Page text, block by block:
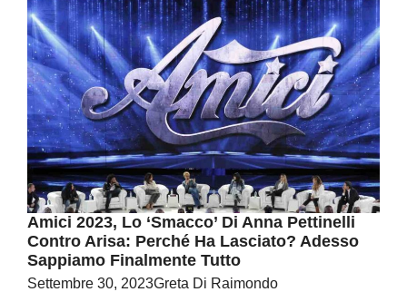
Amici 2023, Lo ‘smacco’ Di Anna Pettinelli
Contro Arisa: Perché Ha Lasciato? Adesso
Sappiamo Finalmente Tutto
Settembre 30, 2023Greta Di Raimondo